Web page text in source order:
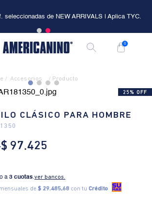
seleccionadas de NEW ARRIVALS | Aplica TYC.
0
Accesorios
25% OFF
CLÁSICO PARA HOMBRE
$ 97.425
a 3 cuotas.ver bancos.
de $ 29.485,68 con tu Crédito